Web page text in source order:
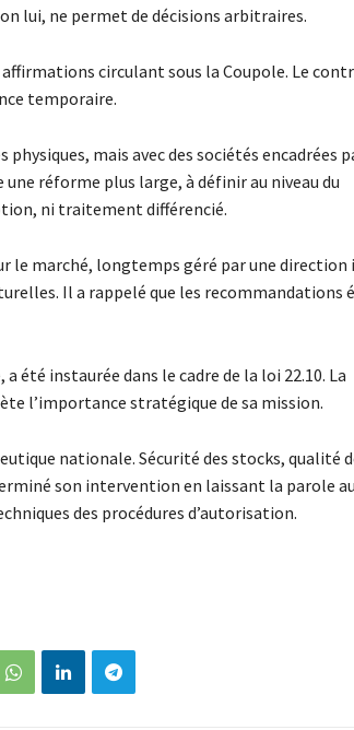
lui, ne permet de décisions arbitraires.
circulant sous la Coupole. Le
temporaire.
mais avec des sociétés encadrées
réforme plus large, à définir au niveau du
ni traitement différencié.
le marché, longtemps géré par une
Il a rappelé que les recommandations
été instaurée dans le cadre de la loi 22.10. La
l’importance stratégique de sa mission.
nationale. Sécurité des stocks, qualité
son intervention en laissant la parole au
des procédures d’autorisation.